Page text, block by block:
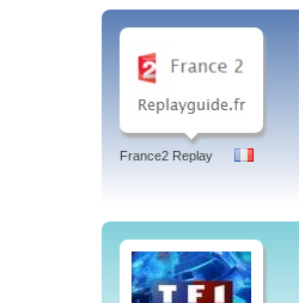
France2 Replay